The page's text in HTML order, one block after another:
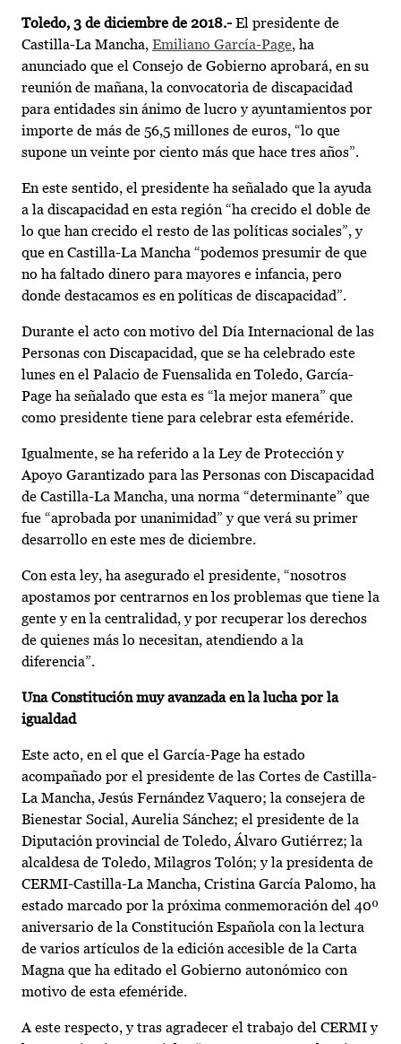
Toledo, 3 de diciembre de 2018.- El presidente de
Castilla-La Mancha, Emiliano García-Page, ha
anunciado que el Consejo de Gobierno aprobará, en su
reunión de mañana, la convocatoria de discapacidad
para entidades sin ánimo de lucro y ayuntamientos por
importe de más de 56,5 millones de euros, “lo que
supone un veinte por ciento más que hace tres años”.
En este sentido, el presidente ha señalado que la ayuda
a la discapacidad en esta región “ha crecido el doble de
lo que han crecido el resto de las políticas sociales”, y
que en Castilla-La Mancha “podemos presumir de que
no ha faltado dinero para mayores e infancia, pero
donde destacamos es en políticas de discapacidad”.
Durante el acto con motivo del Día Internacional de las
Personas con Discapacidad, que se ha celebrado este
lunes en el Palacio de Fuensalida en Toledo, García-
Page ha señalado que esta es “la mejor manera” que
como presidente tiene para celebrar esta efeméride.
Igualmente, se ha referido a la Ley de Protección y
Apoyo Garantizado para las Personas con Discapacidad
de Castilla-La Mancha, una norma “determinante” que
fue “aprobada por unanimidad” y que verá su primer
desarrollo en este mes de diciembre.
Con esta ley, ha asegurado el presidente, “nosotros
apostamos por centrarnos en los problemas que tiene la
gente y en la centralidad, y por recuperar los derechos
de quienes más lo necesitan, atendiendo a la
diferencia”.
Una Constitución muy avanzada en la lucha por la
igualdad
Este acto, en el que el García-Page ha estado
acompañado por el presidente de las Cortes de Castilla-
La Mancha, Jesús Fernández Vaquero; la consejera de
Bienestar Social, Aurelia Sánchez; el presidente de la
Diputación provincial de Toledo, Álvaro Gutiérrez; la
alcaldesa de Toledo, Milagros Tolón; y la presidenta de
CERMI-Castilla-La Mancha, Cristina García Palomo, ha
estado marcado por la próxima conmemoración del 40º
aniversario de la Constitución Española con la lectura
de varios artículos de la edición accesible de la Carta
Magna que ha editado el Gobierno autonómico con
motivo de esta efeméride.
A este respecto, y tras agradecer el trabajo del CERMI y